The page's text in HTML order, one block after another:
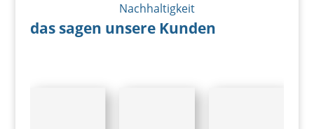
Nachhaltigkeit
das sagen unsere Kunden